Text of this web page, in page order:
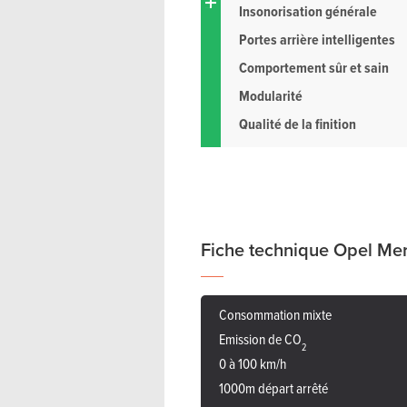
Insonorisation générale
Portes arrière intelligentes
Comportement sûr et sain
Modularité
Qualité de la finition
Fiche technique Opel
Consommation mixte
Emission de CO2
0 à 100 km/h
1000m départ arrêté